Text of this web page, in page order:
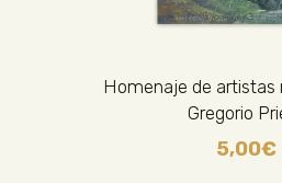
Homenaje de artistas
Gregorio
5,00€